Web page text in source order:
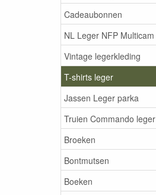
Cadeaubonnen
NL Leger NFP Multicam
Vintage legerkleding
T-shirts leger
Jassen Leger parka
Truien Commando leger
Broeken
Bontmutsen
Boeken